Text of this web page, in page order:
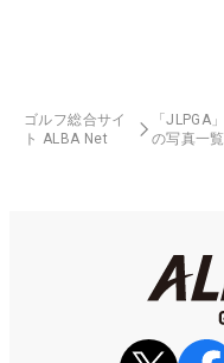
ゴルフ総合サイ
ト ALBA Net
「JLPGA」
の写真一覧